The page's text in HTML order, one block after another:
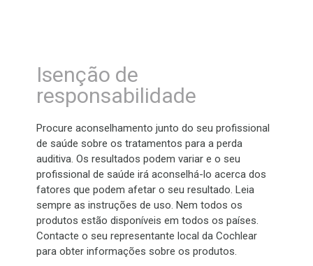
Isenção de
responsabilidade
Procure aconselhamento junto do seu profissional
de saúde sobre os tratamentos para a perda
auditiva. Os resultados podem variar e o seu
profissional de saúde irá aconselhá-lo acerca dos
fatores que podem afetar o seu resultado. Leia
sempre as instruções de uso. Nem todos os
produtos estão disponíveis em todos os países.
Contacte o seu representante local da Cochlear
para obter informações sobre os produtos.